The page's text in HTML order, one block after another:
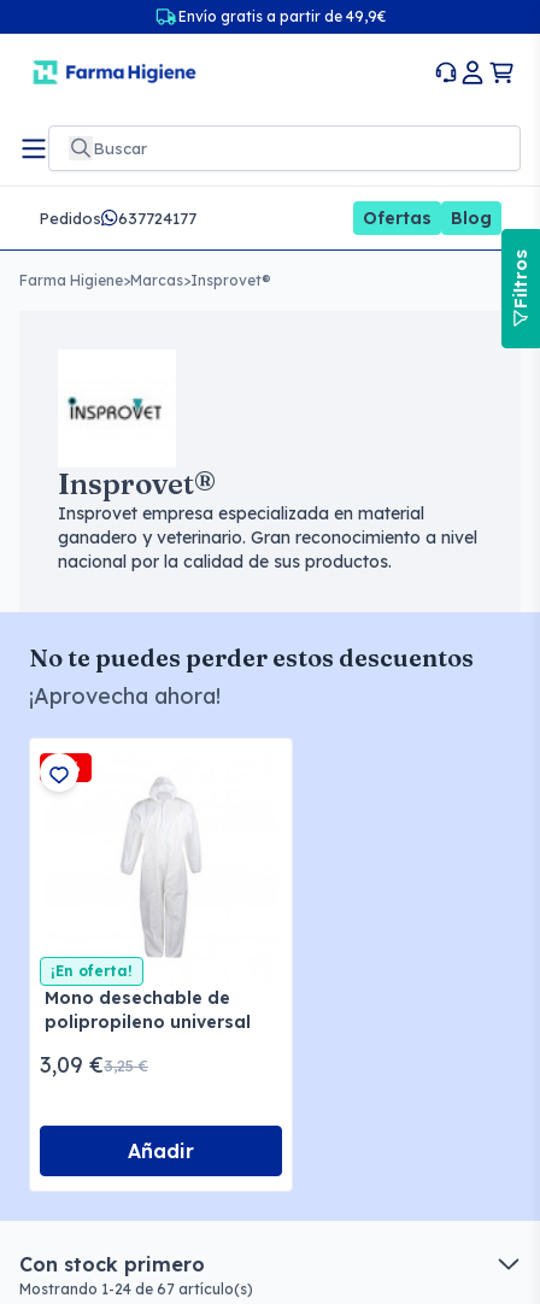
Envío gratis a partir de 49,9€
Pedidos 637724177 Ofertas Blog
Farma Higiene>Marcas>Insprovet®
Insprovet®
Insprovet empresa especializada en material
ganadero y veterinario. Gran reconocimiento a nivel
nacional por la calidad de sus productos.
No te puedes perder estos descuentos
¡Aprovecha ahora!
-5%
¡En oferta!
Mono desechable de
polipropileno universal
3,09 €3,25 €
Añadir
Con stock primero
Mostrando 1-24 de 67 artículo(s)
Filtros